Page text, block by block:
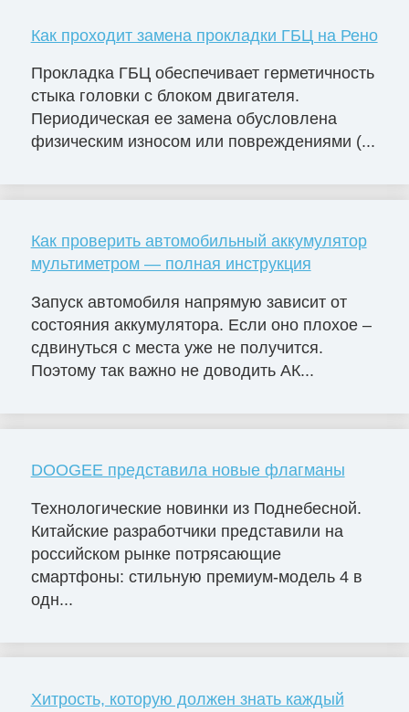
Как проходит замена прокладки ГБЦ на Рено
Прокладка ГБЦ обеспечивает герметичность
стыка головки с блоком двигателя.
Периодическая ее замена обусловлена
физическим износом или повреждениями (...
Как проверить автомобильный аккумулятор
мультиметром — полная инструкция
Запуск автомобиля напрямую зависит от
состояния аккумулятора. Если оно плохое –
сдвинуться с места уже не получится.
Поэтому так важно не доводить АК...
DOOGEE представила новые флагманы
Технологические новинки из Поднебесной.
Китайские разработчики представили на
российском рынке потрясающие
смартфоны: стильную премиум-модель 4 в
одн...
Хитрость, которую должен знать каждый